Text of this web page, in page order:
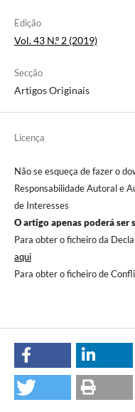
Edição
Vol. 43 N.º 2 (2019)
Secção
Artigos Originais
Licença
Não se esqueça de fazer o
Responsabilidade Autoral e
de Interesses
O artigo apenas poderá ser
Para obter o ficheiro da
aqui
Para obter o ficheiro de